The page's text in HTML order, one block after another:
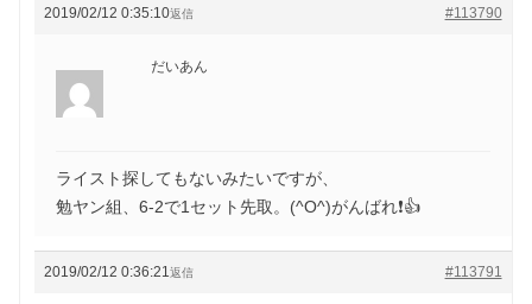
2019/02/12 0:35:10 #113790
返信
だいあん
ライスト探してもないみたいですが、
勉ヤン組、6-2で1セット先取。(^O^)がんばれ❗👍
2019/02/12 0:36:21 #113791
返信